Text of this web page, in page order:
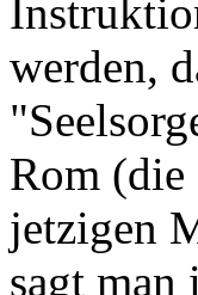
werden,
Rom (die
jetzigen
sagt